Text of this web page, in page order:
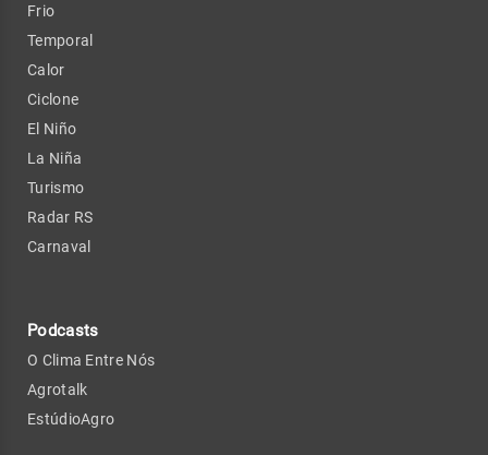
Frio
Temporal
Calor
Ciclone
El Niño
La Niña
Turismo
Radar RS
Carnaval
Podcasts
O Clima Entre Nós
Agrotalk
EstúdioAgro